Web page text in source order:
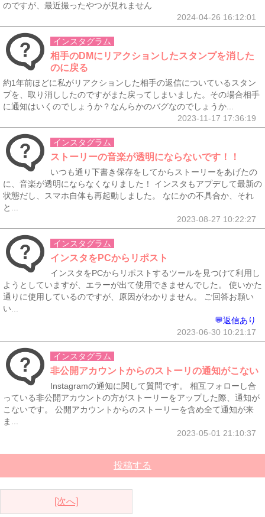
のですが、最近撮ったやつが見れません
2024-04-26 16:12:01
インスタグラム
相手のDMにリアクションしたスタンプを消した
のに戻る
約1年前ほどに私がリアクションした相手の返信についているスタン
プを、取り消ししたのですがまた戻ってしまいました。その場合相手
に通知はいくのでしょうか？なんらかのバグなのでしょうか...
2023-11-17 17:36:19
インスタグラム
ストーリーの音楽が透明にならないです！！
いつも通り下書き保存をしてからストーリーをあげたの
に、音楽が透明にならなくなりました！ インスタもアプデして最新の
状態だし、スマホ自体も再起動しました。 なにかの不具合か、それ
と...
2023-08-27 10:22:27
インスタグラム
インスタをPCからリポスト
インスタをPCからリポストするツールを見つけて利用し
ようとしていますが、エラーが出て使用できませんでした。 使いかた
通りに使用しているのですが、原因がわかりません。 ご回答お願い
い...
💬返信あり
2023-06-30 10:21:17
インスタグラム
非公開アカウントからのストーリの通知がこない
Instagramの通知に関して質問です。 相互フォローし合
っている非公開アカウントの方がストーリーをアップした際、通知が
こないです。 公開アカウントからのストーリーを含め全て通知が来
ま...
2023-05-01 21:10:37
投稿する
[次へ]